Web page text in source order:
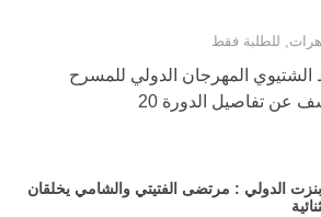
, للطلبة فقط
الشتيوي المهرجان الدولي للمسرح
عن تفاصيل الدورة 20
الدولي : مرتضى الفتيتي والشامي يخلقان